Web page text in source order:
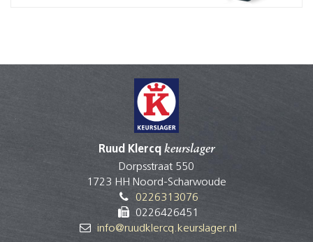
Ruud Klercq keurslager
Dorpsstraat 550
1723 HH Noord-Scharwoude
0226313076
0226426451
info@ruudklercq.keurslager.nl